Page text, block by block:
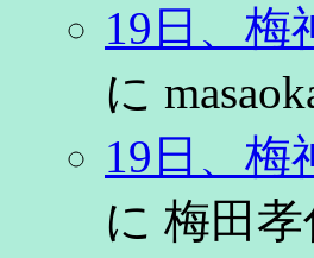
19日、梅
に
19日、梅
に 梅田孝